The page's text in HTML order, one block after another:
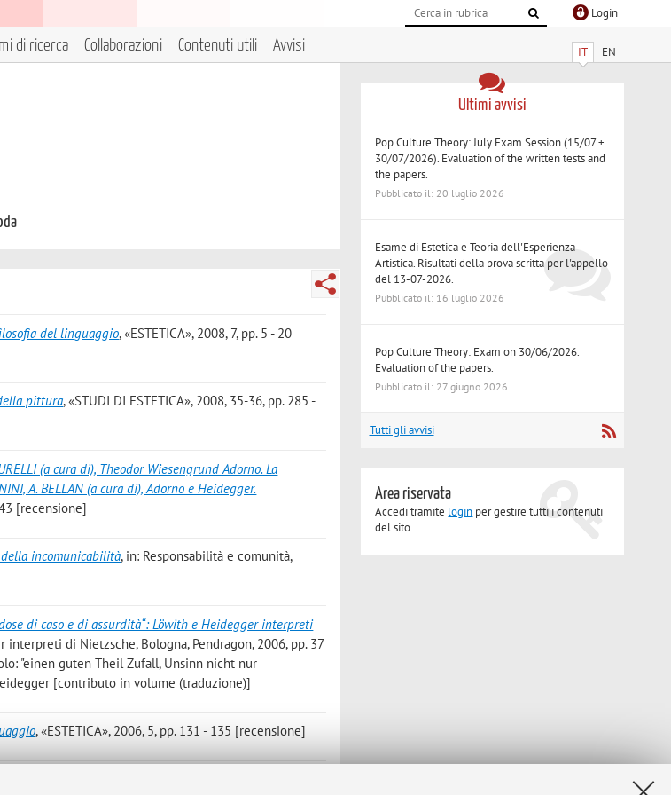
Login
IT EN
di ricerca Collaborazioni Contenuti utili Avvisi
del linguaggio, «ESTETICA», 2008, 7, pp. 5 - 20
pittura, «STUDI DI ESTETICA», 2008, 35-36, pp. 285 -
(a cura di), Theodor Wiesengrund Adorno. La
A. BELLAN (a cura di), Adorno e Heidegger.
[recensione]
incomunicabilità, in: Responsabilità e comunità,
di caso e di assurdità“: Löwith e Heidegger interpreti
di Nietzsche, Bologna, Pendragon, 2006, pp. 37
"einen guten Theil Zufall, Unsinn nicht nur
[contributo in volume (traduzione)]
, «ESTETICA», 2006, 5, pp. 131 - 135 [recensione]
Ultimi avvisi
Pop Culture Theory: July Exam Session (15/07 +
30/07/2026). Evaluation of the written tests and
the papers.
Pubblicato il: 20 luglio 2026
Esame di Estetica e Teoria dell'Esperienza
Artistica. Risultati della prova scritta per l'appello
del 13-07-2026.
Pubblicato il: 16 luglio 2026
Pop Culture Theory: Exam on 30/06/2026.
Evaluation of the papers.
Pubblicato il: 27 giugno 2026
Tutti gli avvisi
Area riservata
Accedi tramite login per gestire tutti i contenuti
del sito.